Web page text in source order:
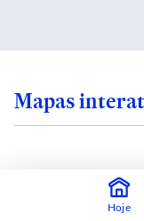
Mapas
em uma Hoje